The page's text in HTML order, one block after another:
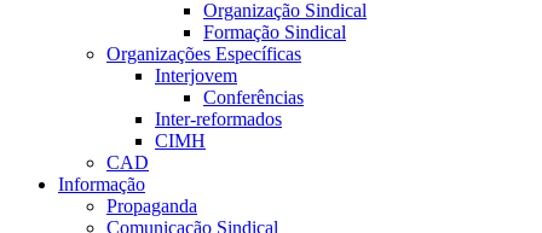
Organização Sindical
Formação Sindical
Organizações Específicas
Interjovem
Conferências
Inter-reformados
CIMH
CAD
Informação
Propaganda
Comunicação Sindical